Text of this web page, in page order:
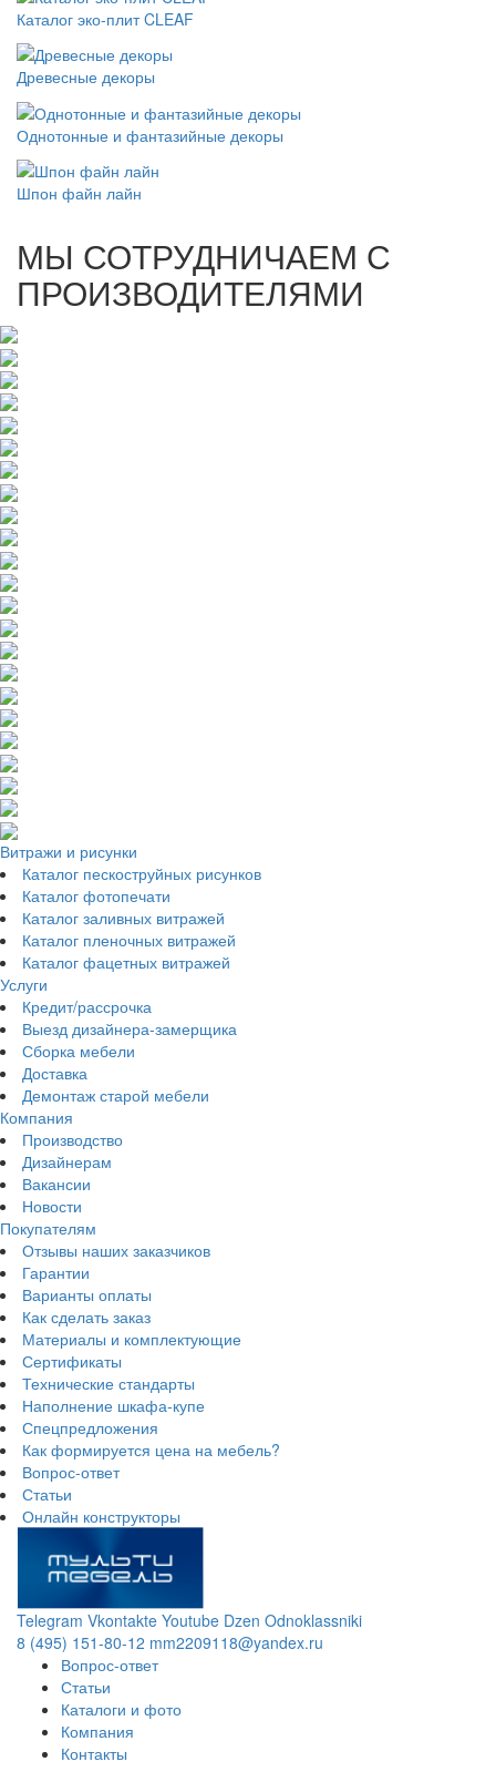
Каталог эко-плит CLEAF
Древесные декоры
Однотонные и фантазийные декоры
Шпон файн лайн
МЫ СОТРУДНИЧАЕМ С
ПРОИЗВОДИТЕЛЯМИ
Витражи и рисунки
Каталог пескоструйных рисунков
Каталог фотопечати
Каталог заливных витражей
Каталог пленочных витражей
Каталог фацетных витражей
Услуги
Кредит/рассрочка
Выезд дизайнера-замерщика
Сборка мебели
Доставка
Демонтаж старой мебели
Компания
Производство
Дизайнерам
Вакансии
Новости
Покупателям
Отзывы наших заказчиков
Гарантии
Варианты оплаты
Как сделать заказ
Материалы и комплектующие
Сертификаты
Технические стандарты
Наполнение шкафа-купе
Спецпредложения
Как формируется цена на мебель?
Вопрос-ответ
Статьи
Онлайн конструкторы
Telegram Vkontakte Youtube Dzen Odnoklassniki
8 (495) 151-80-12 mm2209118@yandex.ru
Вопрос-ответ
Статьи
Каталоги и фото
Компания
Контакты